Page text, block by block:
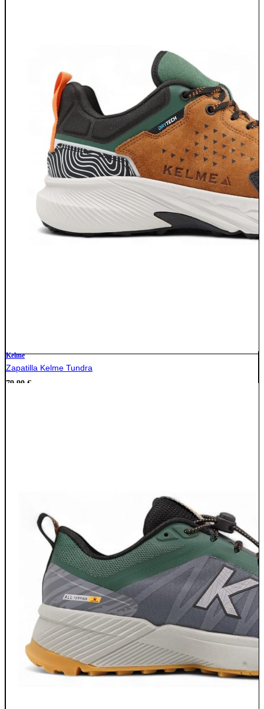
Kelme
Zapatilla Kelme Tundra
79,90 €